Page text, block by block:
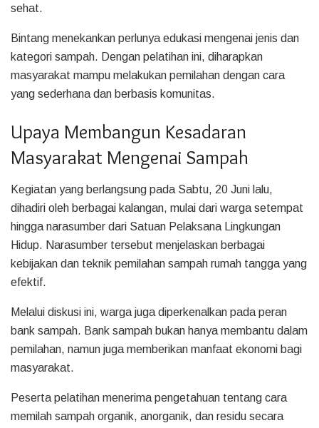
sehat.
Bintang menekankan perlunya edukasi mengenai jenis dan
kategori sampah. Dengan pelatihan ini, diharapkan
masyarakat mampu melakukan pemilahan dengan cara
yang sederhana dan berbasis komunitas.
Upaya Membangun Kesadaran
Masyarakat Mengenai Sampah
Kegiatan yang berlangsung pada Sabtu, 20 Juni lalu,
dihadiri oleh berbagai kalangan, mulai dari warga setempat
hingga narasumber dari Satuan Pelaksana Lingkungan
Hidup. Narasumber tersebut menjelaskan berbagai
kebijakan dan teknik pemilahan sampah rumah tangga yang
efektif.
Melalui diskusi ini, warga juga diperkenalkan pada peran
bank sampah. Bank sampah bukan hanya membantu dalam
pemilahan, namun juga memberikan manfaat ekonomi bagi
masyarakat.
Peserta pelatihan menerima pengetahuan tentang cara
memilah sampah organik, anorganik, dan residu secara